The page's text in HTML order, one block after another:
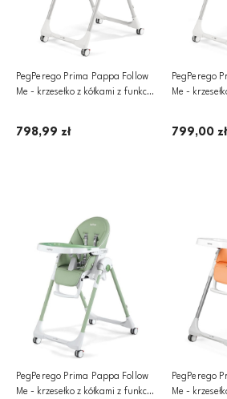
PegPerego Prima Pappa Follow
Me - krzesełko z kółkami z funkcją
798,99 zł
PegPerego
Me -
799,00 zł
PegPerego Prima Pappa Follow
Me - krzesełko z kółkami z funkcją
PegPerego
Me -